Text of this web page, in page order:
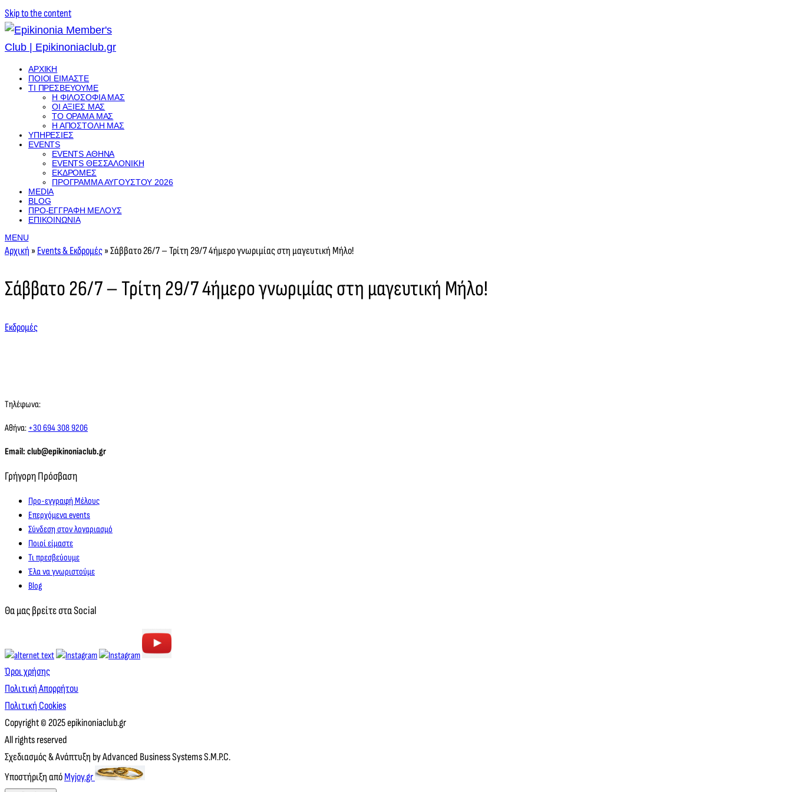
Skip to the content
ΑΡΧΙΚΉ
ΠΟΙΟΊ ΕΊΜΑΣΤΕ
ΤΙ ΠΡΕΣΒΕΎΟΥΜΕ
Η ΦΙΛΟΣΟΦΊΑ ΜΑΣ
ΟΙ ΑΞΊΕΣ ΜΑΣ
ΤΟ ΌΡΑΜΑ ΜΑΣ
Η ΑΠΟΣΤΟΛΉ ΜΑΣ
ΥΠΗΡΕΣΊΕΣ
EVENTS
EVENTS ΑΘΉΝΑ
EVENTS ΘΕΣΣΑΛΟΝΊΚΗ
ΕΚΔΡΟΜΈΣ
ΠΡΌΓΡΑΜΜΑ ΑΥΓΟΎΣΤΟΥ 2026
MEDIA
BLOG
ΠΡΟ-ΕΓΓΡΑΦΉ ΜΈΛΟΥΣ
ΕΠΙΚΟΙΝΩΝΊΑ
MENU
Αρχική »Events & Εκδρομές»Σάββατο 26/7 – Τρίτη 29/7 4ήμερο γνωριμίας στη μαγευτική Μήλο!
Σάββατο 26/7 – Τρίτη 29/7 4ήμερο γνωριμίας στη μαγευτική Μήλο!
Εκδρομές
Τηλέφωνα:
Αθήνα: +30 694 308 9206
Email: club@epikinoniaclub.gr
Γρήγορη Πρόσβαση
Προ-εγγραφή Μέλους
Επερχόμενα events
Σύνδεση στον λογαριασμό
Ποιοί είμαστε
Τι πρεσβεύουμε
Έλα να γνωριστούμε
Blog
Θα μας βρείτε στα Social
Όροι χρήσης
Πολιτική Απορρήτου
Πολιτική Cookies
Copyright © 2025 epikinoniaclub.gr
All rights reserved
Σχεδιασμός & Ανάπτυξη by Advanced Business Systems S.M.P.C.
Υποστήριξη απόMyjoy.gr